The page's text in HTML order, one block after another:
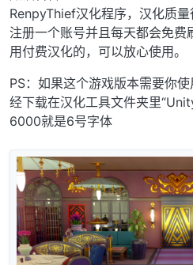
RenpyThief汉化程序，汉化质
注册一个账号并且每天都会免
用付费汉化的，可以放心使用。
PS：如果这个游戏版本需要你
经下载在汉化工具文件夹里
6000就是6号字体